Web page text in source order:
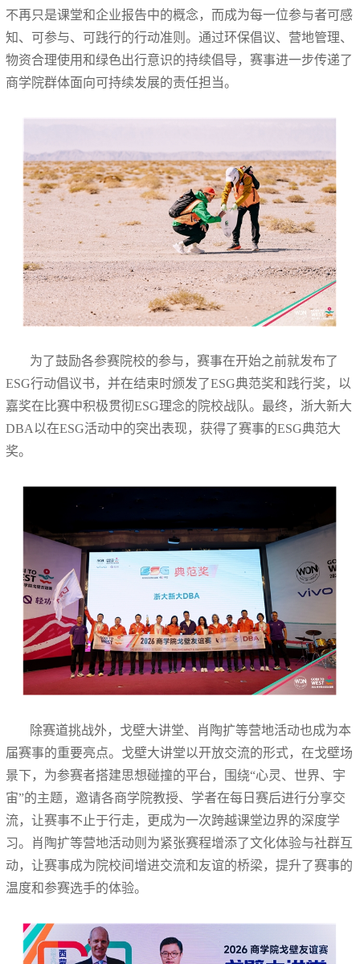
不再只是课堂和企业报告中的概念，而成为每一位参与者可感
知、可参与、可践行的行动准则。通过环保倡议、营地管理、
物资合理使用和绿色出行意识的持续倡导，赛事进一步传递了
商学院群体面向可持续发展的责任担当。
为了鼓励各参赛院校的参与，赛事在开始之前就发布了
ESG行动倡议书，并在结束时颁发了ESG典范奖和践行奖，以
嘉奖在比赛中积极贯彻ESG理念的院校战队。最终，浙大新大
DBA以在ESG活动中的突出表现，获得了赛事的ESG典范大
奖。
除赛道挑战外，戈壁大讲堂、肖陶扩等营地活动也成为本
届赛事的重要亮点。戈壁大讲堂以开放交流的形式，在戈壁场
景下，为参赛者搭建思想碰撞的平台，围绕“心灵、世界、宇
宙”的主题，邀请各商学院教授、学者在每日赛后进行分享交
流，让赛事不止于行走，更成为一次跨越课堂边界的深度学
习。肖陶扩等营地活动则为紧张赛程增添了文化体验与社群互
动，让赛事成为院校间增进交流和友谊的桥梁，提升了赛事的
温度和参赛选手的体验。